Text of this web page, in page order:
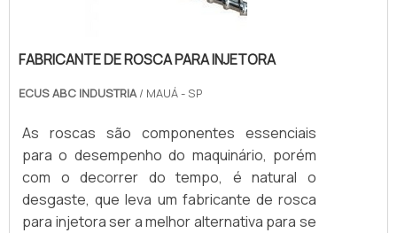
FABRICANTE DE ROSCA PARA INJETORA
ECUS ABC INDUSTRIA/ MAUÁ - SP
As roscas são componentes essenciais
para o desempenho do maquinário, porém
com o decorrer do tempo, é natural o
desgaste, que leva um fabricante de rosca
para injetora ser a melhor alternativa para se